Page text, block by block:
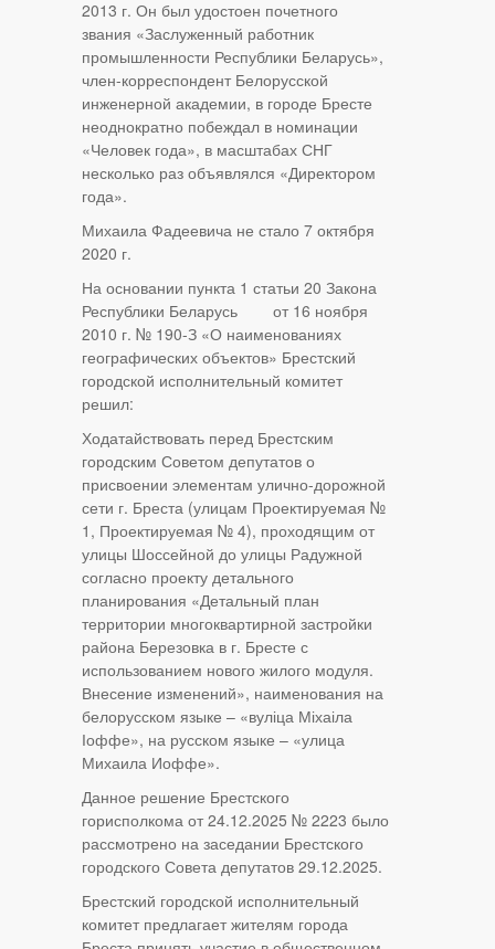
2013 г. Он был удостоен почетного
звания «Заслуженный работник
промышленности Республики Беларусь»,
член-корреспондент Белорусской
инженерной академии, в городе Бресте
неоднократно побеждал в номинации
«Человек года», в масштабах СНГ
несколько раз объявлялся «Директором
года».
Михаила Фадеевича не стало 7 октября
2020 г.
На основании пункта 1 статьи 20 Закона
Республики Беларусь от 16 ноября
2010 г. № 190-З «О наименованиях
географических объектов» Брестский
городской исполнительный комитет
решил:
Ходатайствовать перед Брестским
городским Советом депутатов о
присвоении элементам улично-дорожной
сети г. Бреста (улицам Проектируемая №
1, Проектируемая № 4), проходящим от
улицы Шоссейной до улицы Радужной
согласно проекту детального
планирования «Детальный план
территории многоквартирной застройки
района Березовка в г. Бресте с
использованием нового жилого модуля.
Внесение изменений», наименования на
белорусском языке – «вуліца Міхаіла
Іоффе», на русском языке – «улица
Михаила Иоффе».
Данное решение Брестского
горисполкома от 24.12.2025 № 2223 было
рассмотрено на заседании Брестского
городского Совета депутатов 29.12.2025.
Брестский городской исполнительный
комитет предлагает жителям города